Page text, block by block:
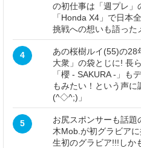
の初仕事は「週プレ」
「Honda X4」で日本
挑戦への想いも語った
4
あの桜樹ルイ(55)の28
大衆」の袋とじに! 長
「櫻 - SAKURA -」も
もみたい！という声に
(^◇^;)」
5
お尻スポンサーも話
木Mob.が初グラビア
生初のグラビア!!!しか